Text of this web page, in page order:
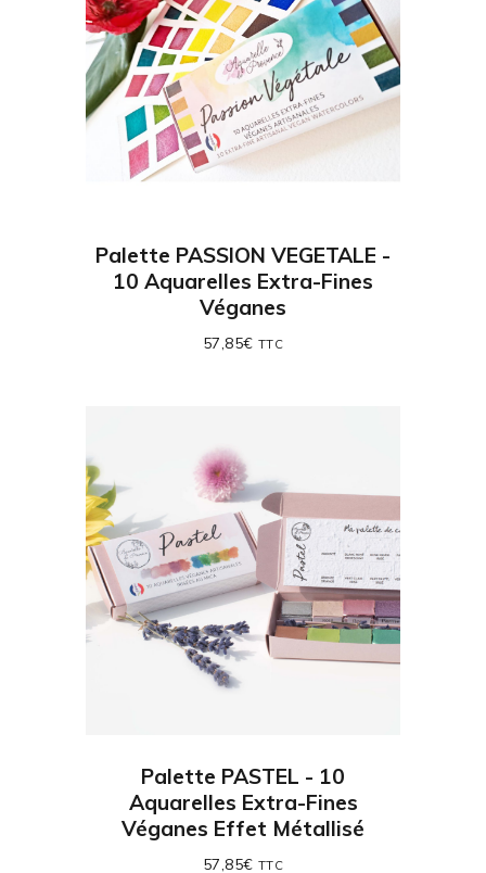
Palette PASSION VEGETALE -
10 Aquarelles Extra-Fines
Véganes
57,85€ TTC
Palette PASTEL - 10
Aquarelles Extra-Fines
Véganes Effet Métallisé
57,85€ TTC